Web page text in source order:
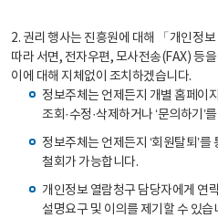
2. 권리 행사는 진흥원에 대해 「개인정
따라 서면, 전자우편, 모사전송(FAX) 등
이에 대해 지체없이 조치하겠습니다.
정보주체는 언제든지 개별 홈페이
조회·수정·삭제하거나 ‘문의하기’
정보주체는 언제든지 ‘회원탈퇴’
철회가 가능합니다.
개인정보 열람청구 담당자에게 연
설명요구 및 이의를 제기할 수 있습